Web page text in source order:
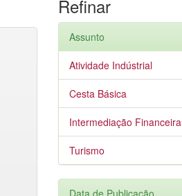
Refinar
Assunto
Atividade Indústrial
Cesta Básica
Intermediação Financeira
Turismo
Data de Publicação